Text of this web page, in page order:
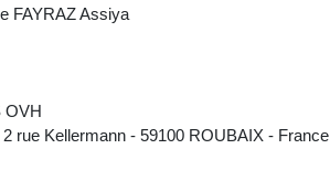
FAYRAZ Assiya
OVH
2 rue Kellermann - 59100 ROUBAIX - France